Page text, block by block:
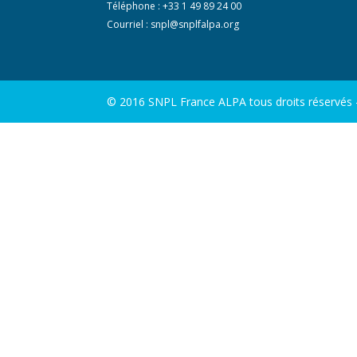
Téléphone : +33 1 49 89 24 00
Courriel : snpl@snplfalpa.org
© 2016 SNPL France ALPA tous droits réservés